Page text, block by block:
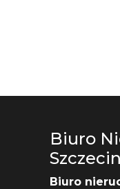
Biuro
Biuro